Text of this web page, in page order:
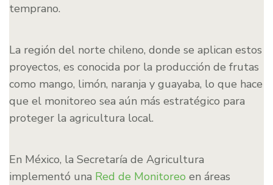
temprano.
La región del norte chileno, donde se aplican estos
proyectos, es conocida por la producción de frutas
como mango, limón, naranja y guayaba, lo que hace
que el monitoreo sea aún más estratégico para
proteger la agricultura local.
En México, la Secretaría de Agricultura
implementó una Red de Monitoreo en áreas